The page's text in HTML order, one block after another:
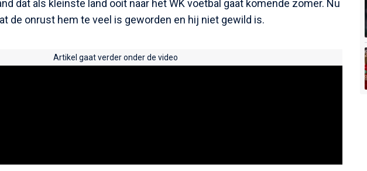
dat als kleinste land ooit naar het WK voetbal gaat komende zomer. Nu
de onrust hem te veel is geworden en hij niet gewild is.
Artikel gaat verder onder de video